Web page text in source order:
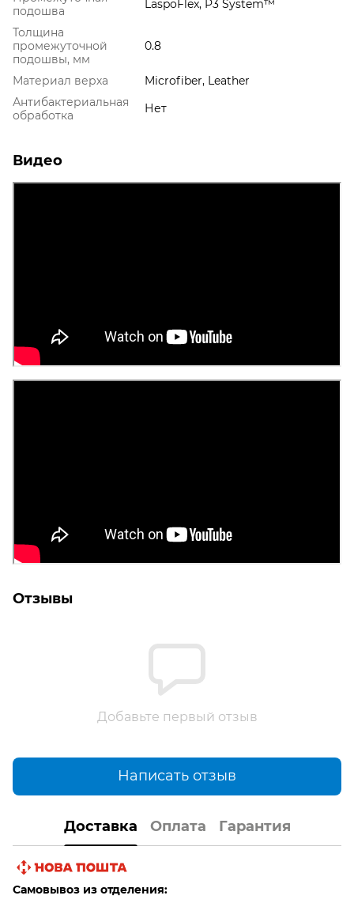
подошва
LaspoFlex, P3 System™
Толщина
промежуточной
подошвы, мм
0.8
Материал верха
Microfiber, Leather
Антибактериальная
обработка
Нет
Видео
Отзывы
Добавьте первый отзыв
Написать отзыв
Доставка Оплата Гарантия
Самовывоз из отделения: